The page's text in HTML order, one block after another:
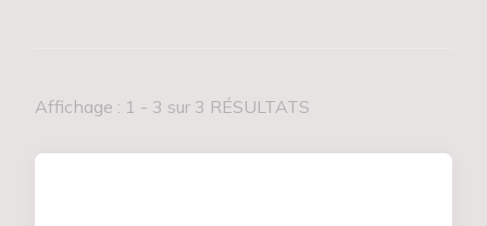
Affichage : 1 - 3 sur 3 RÉSULTATS